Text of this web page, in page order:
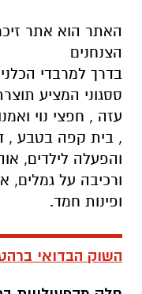
האתר הוא אתר
הצנחנים
בדרך למרבדי
ססגוני המציע
עזה , חפצי נוי
, בית קפה בטבע ,
והפעלה לילדים,
ורכיבה על גמלים,
ופינות חמד.
השוק הבדואי